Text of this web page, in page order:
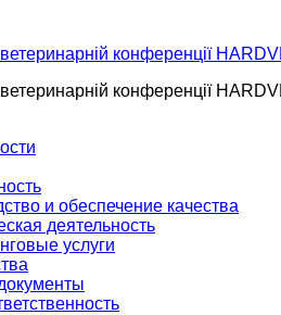
конференції
конференції
и обеспечение качества
деятельность
услуги